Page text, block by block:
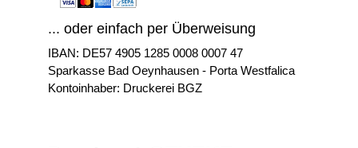
... oder einfach per Überweisung
IBAN: DE57 4905 1285 0008 0007 47
Sparkasse Bad Oeynhausen - Porta Westfalica
Kontoinhaber: Druckerei BGZ